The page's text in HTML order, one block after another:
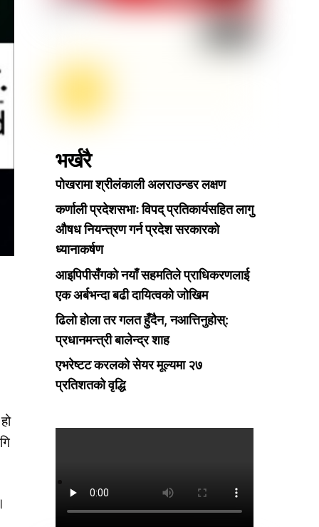
भर्खरै
पोखरामा श्रीलंकाली अलराउन्डर लक्षण
कर्णाली प्रदेशसभाः विपद् प्रतिकार्यसहित लागु
औषध नियन्त्रण गर्न प्रदेश सरकारको
ध्यानाकर्षण
आइपिपीसँगको नयाँ सहमतिले प्राधिकरणलाई
एक अर्बभन्दा बढी दायित्वको जोखिम
ढिलो होला तर गलत हुँदैन, नआत्तिनुहोस्:
प्रधानमन्त्री बालेन्द्र शाह
एभरेष्टट करलको सेयर मूल्यमा २७
प्रतिशतको वृद्धि